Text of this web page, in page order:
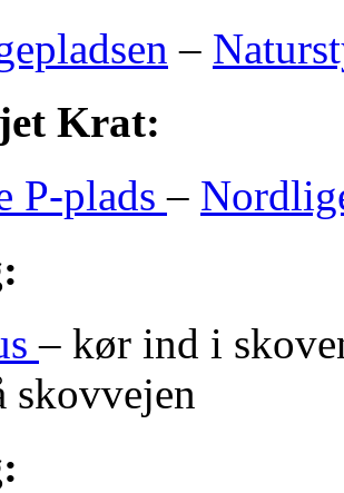
–
Krat:
P-plads–
– kør ind i
skovvejen